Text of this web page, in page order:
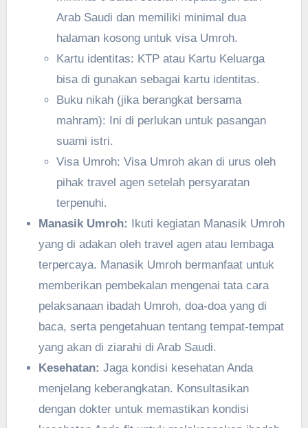
Arab Saudi dan memiliki minimal dua
halaman kosong untuk visa Umroh.
Kartu identitas: KTP atau Kartu Keluarga
bisa di gunakan sebagai kartu identitas.
Buku nikah (jika berangkat bersama
mahram): Ini di perlukan untuk pasangan
suami istri.
Visa Umroh: Visa Umroh akan di urus oleh
pihak travel agen setelah persyaratan
terpenuhi.
Manasik Umroh: Ikuti kegiatan Manasik Umroh
yang di adakan oleh travel agen atau lembaga
terpercaya. Manasik Umroh bermanfaat untuk
memberikan pembekalan mengenai tata cara
pelaksanaan ibadah Umroh, doa-doa yang di
baca, serta pengetahuan tentang tempat-tempat
yang akan di ziarahi di Arab Saudi.
Kesehatan: Jaga kondisi kesehatan Anda
menjelang keberangkatan. Konsultasikan
dengan dokter untuk memastikan kondisi